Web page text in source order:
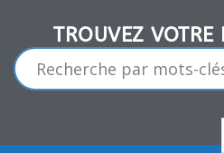
TROUVEZ